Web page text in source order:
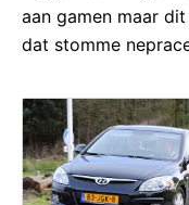
aan gamen maar
dat stomme